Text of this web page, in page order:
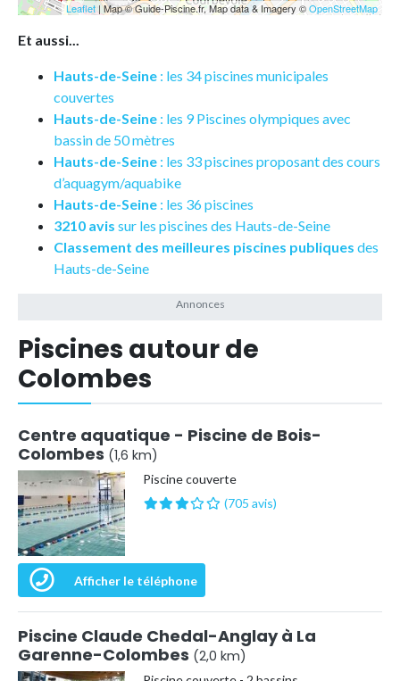
Leaflet | Map © Guide-Piscine.fr, Map data & Imagery ©OpenStreetMap
Et aussi...
Hauts-de-Seine : les 34 piscines municipales
couvertes
Hauts-de-Seine : les 9 Piscines olympiques avec
bassin de 50 mètres
Hauts-de-Seine : les 33 piscines proposant des cours
d’aquagym/aquabike
Hauts-de-Seine : les 36 piscines
3210 avis sur les piscines des Hauts-de-Seine
Classement des meilleures piscines publiques des
Hauts-de-Seine
Piscines autour de
Colombes
Centre aquatique - Piscine de Bois-
Colombes (1,6 km)
Piscine couverte
(705 avis)
Afficher le téléphone
Piscine Claude Chedal-Anglay à La
Garenne-Colombes (2,0 km)